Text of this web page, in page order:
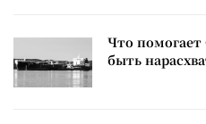
Что
быть